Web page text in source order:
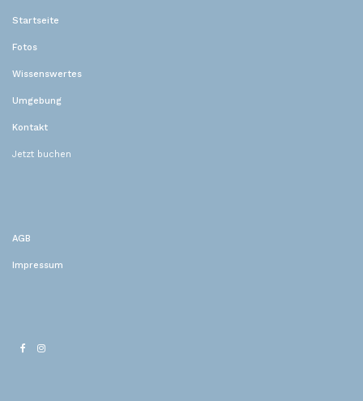
Startseite
Fotos
Wissenswertes
Umgebung
Kontakt
Jetzt buchen
AGB
Impressum